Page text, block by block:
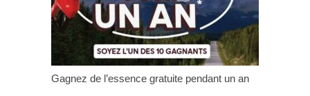
Gagnez de l’essence gratuite pendant un an